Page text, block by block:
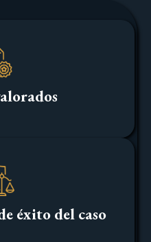
éxito del caso